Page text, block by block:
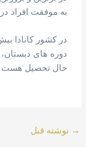
به موفقت افراد
دوره های دبستان،
حال تحصیل هست
→ نوشته قبل